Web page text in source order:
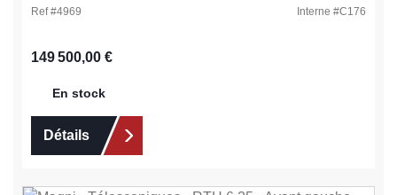
Ref #4969 Interne #C176
Prix régulier :
149 500,00 €
En stock
Détails